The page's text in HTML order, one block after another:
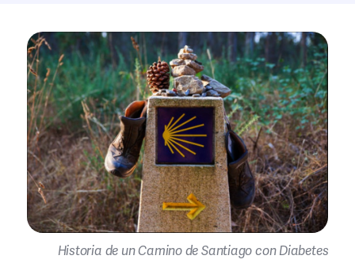
Historia de un Camino de Santiago con Diabetes